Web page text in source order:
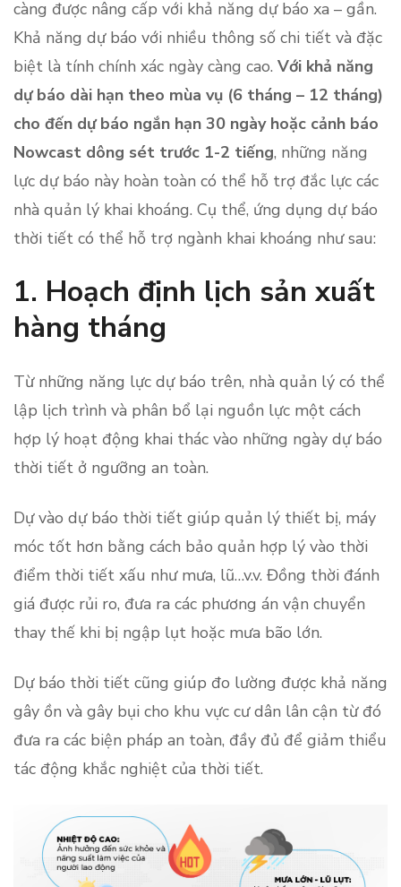
càng được nâng cấp với khả năng dự báo xa – gần.
Khả năng dự báo với nhiều thông số chi tiết và đặc
biệt là tính chính xác ngày càng cao. Với khả năng
dự báo dài hạn theo mùa vụ (6 tháng – 12 tháng)
cho đến dự báo ngắn hạn 30 ngày hoặc cảnh báo
Nowcast dông sét trước 1-2 tiếng, những năng
lực dự báo này hoàn toàn có thể hỗ trợ đắc lực các
nhà quản lý khai khoáng. Cụ thể, ứng dụng dự báo
thời tiết có thể hỗ trợ ngành khai khoáng như sau:
1. Hoạch định lịch sản xuất
hàng tháng
Từ những năng lực dự báo trên, nhà quản lý có thể
lập lịch trình và phân bổ lại nguồn lực một cách
hợp lý hoạt động khai thác vào những ngày dự báo
thời tiết ở ngưỡng an toàn.
Dự vào dự báo thời tiết giúp quản lý thiết bị, máy
móc tốt hơn bằng cách bảo quản hợp lý vào thời
điểm thời tiết xấu như mưa, lũ…v.v. Đồng thời đánh
giá được rủi ro, đưa ra các phương án vận chuyển
thay thế khi bị ngập lụt hoặc mưa bão lớn.
Dự báo thời tiết cũng giúp đo lường được khả năng
gây ồn và gây bụi cho khu vực cư dân lân cận từ đó
đưa ra các biện pháp an toàn, đầy đủ để giảm thiểu
tác động khắc nghiệt của thời tiết.